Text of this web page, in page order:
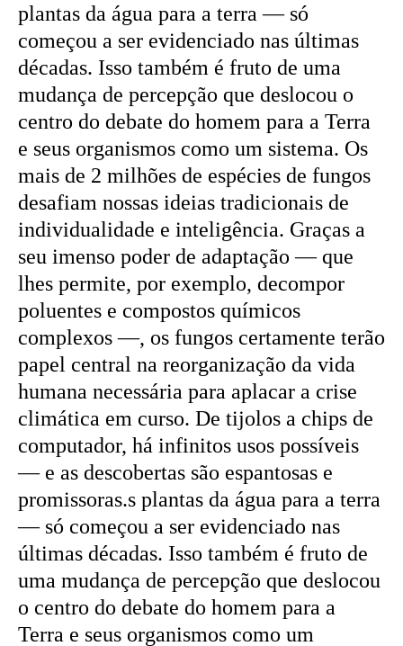
plantas da água para a terra — só
começou a ser evidenciado nas últimas
décadas. Isso também é fruto de uma
mudança de percepção que deslocou o
centro do debate do homem para a Terra
e seus organismos como um sistema. Os
mais de 2 milhões de espécies de fungos
desafiam nossas ideias tradicionais de
individualidade e inteligência. Graças a
seu imenso poder de adaptação — que
lhes permite, por exemplo, decompor
poluentes e compostos químicos
complexos —, os fungos certamente terão
papel central na reorganização da vida
humana necessária para aplacar a crise
climática em curso. De tijolos a chips de
computador, há infinitos usos possíveis
— e as descobertas são espantosas e
promissoras.s plantas da água para a terra
— só começou a ser evidenciado nas
últimas décadas. Isso também é fruto de
uma mudança de percepção que deslocou
o centro do debate do homem para a
Terra e seus organismos como um